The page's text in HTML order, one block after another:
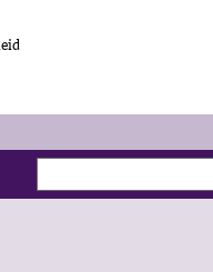
Zoeken